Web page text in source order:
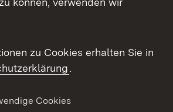
Datenschutz
Barrierefreiheit
zu Cookies erhalten Sie in
.
Cookies